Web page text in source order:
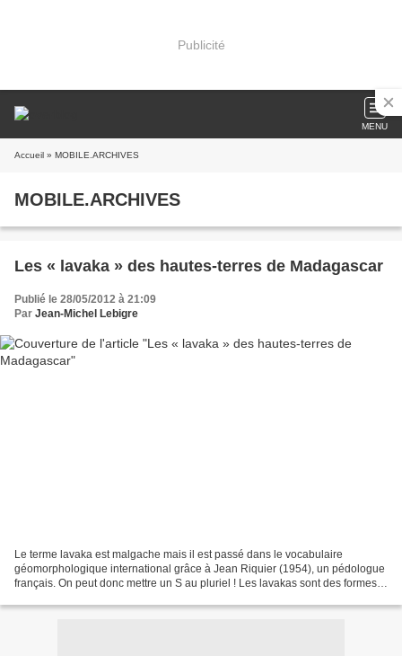
Publicité
MENU
Accueil » MOBILE.ARCHIVES
MOBILE.ARCHIVES
Les « lavaka » des hautes-terres de Madagascar
Publié le 28/05/2012 à 21:09
Par Jean-Michel Lebigre
Le terme lavaka est malgache mais il est passé dans le vocabulaire
géomorphologique international grâce à Jean Riquier (1954), un pédologue
français. On peut donc mettre un S au pluriel ! Les lavakas sont des formes